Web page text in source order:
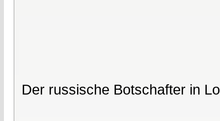
Der russische Botschafter in